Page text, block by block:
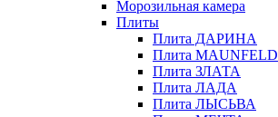
Морозильная камера
Плиты
Плита ДАРИНА
Плита MAUNFELD
Плита ЗЛАТА
Плита ЛАДА
Плита ЛЫСЬВА